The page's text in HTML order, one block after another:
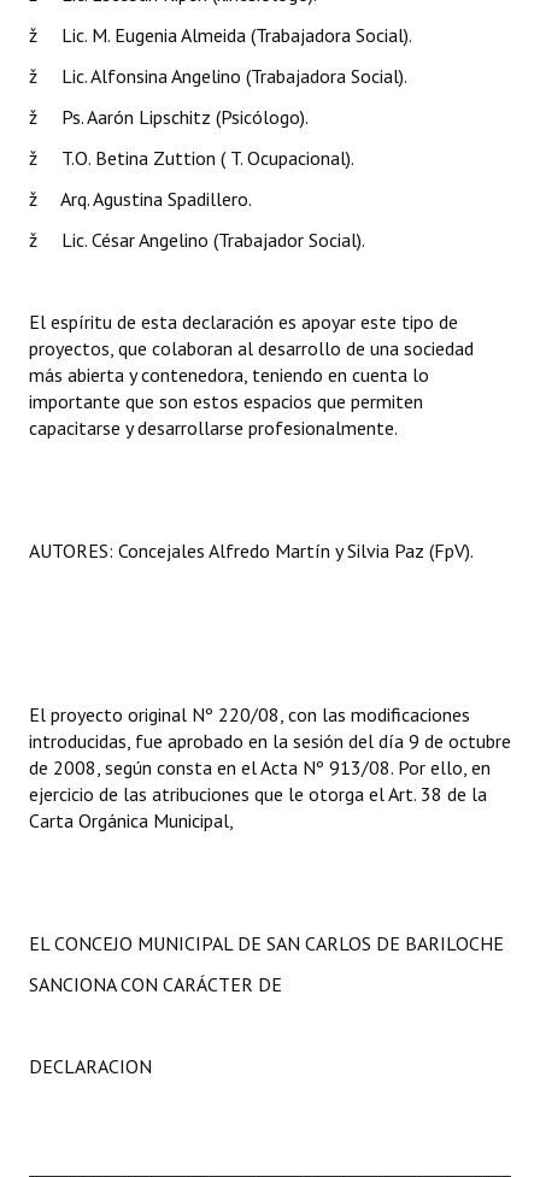
ž Lic. M. Eugenia Almeida (Trabajadora Social).
ž Lic. Alfonsina Angelino (Trabajadora Social).
ž Ps. Aarón Lipschitz (Psicólogo).
ž T.O. Betina Zuttion ( T. Ocupacional).
ž Arq. Agustina Spadillero.
ž Lic. César Angelino (Trabajador Social).
El espíritu de esta declaración es apoyar este tipo de
proyectos, que colaboran al desarrollo de una sociedad
más abierta y contenedora, teniendo en cuenta lo
importante que son estos espacios que permiten
capacitarse y desarrollarse profesionalmente.
AUTORES: Concejales Alfredo Martín y Silvia Paz (FpV).
El proyecto original Nº 220/08, con las modificaciones
introducidas, fue aprobado en la sesión del día 9 de octubre
de 2008, según consta en el Acta Nº 913/08. Por ello, en
ejercicio de las atribuciones que le otorga el Art. 38 de la
Carta Orgánica Municipal,
EL CONCEJO MUNICIPAL DE SAN CARLOS DE BARILOCHE
SANCIONA CON CARÁCTER DE
DECLARACION